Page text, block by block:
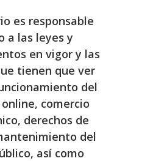
es responsable
a las leyes y
en vigor y las
tienen que ver
del
comercio
derechos de
del
así como